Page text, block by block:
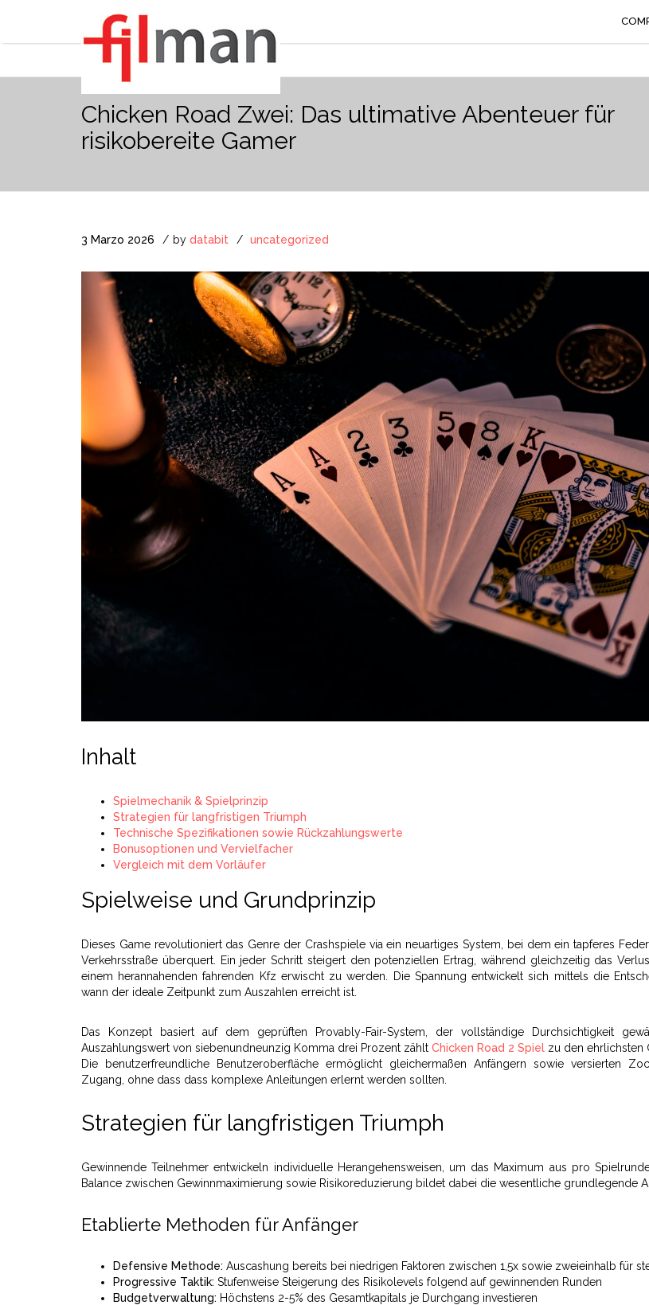
Chicken Road Zwei: Das ultimative Abenteuer für
risikobereite Gamer
3 Marzo 2026 by databit uncategorized
Inhalt
Spielmechanik & Spielprinzip
Strategien für langfristigen Triumph
Technische Spezifikationen sowie Rückzahlungswerte
Bonusoptionen und Vervielfacher
Vergleich mit dem Vorläufer
Spielweise und Grundprinzip
Dieses Game revolutioniert das Genre der Crashspiele via ein neuartiges System, bei dem ein tapferes
Verkehrsstraße überquert. Ein jeder Schritt steigert den potenziellen Ertrag, während gleichzeitig das
einem herannahenden fahrenden Kfz erwischt zu werden. Die Spannung entwickelt sich mittels die
wann der ideale Zeitpunkt zum Auszahlen erreicht ist.
Das Konzept basiert auf dem geprüften Provably-Fair-System, der vollständige Durchsichtigkeit
Auszahlungswert von siebenundneunzig Komma drei Prozent zähltChicken Road 2 Spiel zu den ehrlichsten
Die benutzerfreundliche Benutzeroberfläche ermöglicht gleichermaßen Anfängern sowie versierten
Zugang, ohne dass dass komplexe Anleitungen erlernt werden sollten.
Strategien für langfristigen Triumph
Gewinnende Teilnehmer entwickeln individuelle Herangehensweisen, um das Maximum aus pro
Balance zwischen Gewinnmaximierung sowie Risikoreduzierung bildet dabei die wesentliche grundlegende
Etablierte Methoden für Anfänger
Defensive Methode: Auscashung bereits bei niedrigen Faktoren zwischen 1,5x sowie zweieinhalb für
Progressive Taktik: Stufenweise Steigerung des Risikolevels folgend auf gewinnenden Runden
Budgetverwaltung: Höchstens 2-5% des Gesamtkapitals je Durchgang investieren